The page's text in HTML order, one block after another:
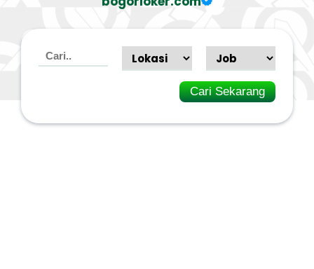
Cari Sekarang